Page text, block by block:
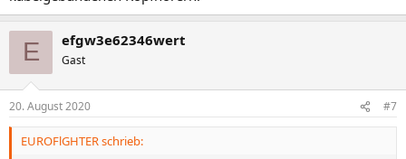
E efgw3e62346wert
Gast
20. August 2020 #7
EUROFlGHTER schrieb: